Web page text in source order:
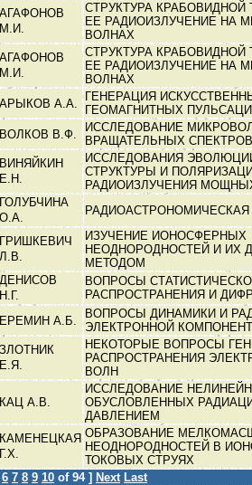
АГАФОНОВ
М.И.
СТРУКТУРА КРАБОВИДНОЙ
ЕЕ РАДИОИЗЛУЧЕНИЕ НА
ВОЛНАХ
АГАФОНОВ
М.И.
СТРУКТУРА КРАБОВИДНОЙ
ЕЕ РАДИОИЗЛУЧЕНИЕ НА
ВОЛНАХ
АРЫКОВ А.А.
ГЕНЕРАЦИЯ
ГЕОМАГНИТНЫХ
ВОЛКОВ В.Ф.
ИССЛЕДОВАНИЕ
ВРАЩАТЕЛЬНЫХ
ВИНЯЙКИН
Е.Н.
ИССЛЕДОВАНИЯ
СТРУКТУРЫ И
РАДИОИЗЛУЧЕНИЯ
ГОЛУБЧИНА
О.А.
ГРИШКЕВИЧ
Л.В.
ИЗУЧЕНИЕ ИОНОСФЕРНЫХ
НЕОДНОРОДНОСТЕЙ И ИХ
МЕТОДОМ
ДЕНИСОВ
Н.Г.
ВОПРОСЫ
РАСПРОСТРАНЕНИЯ И
ЕРЕМИН А.Б.
ВОПРОСЫ ДИНАМИКИ И
ЭЛЕКТРОННОЙ
ЗЛОТНИК
Е.Я.
НЕКОТОРЫЕ ВОПРОСЫ
РАСПРОСТРАНЕНИЯ
ВОЛН
КАЦ А.В.
ИССЛЕДОВАНИЕ
ОБУСЛОВЛЕННЫХ
ДАВЛЕНИЕМ
КАМЕНЕЦКАЯ
Г.Х.
ОБРАЗОВАНИЕ
НЕОДНОРОДНОСТЕЙ В
ТОКОВЫХ СТРУЯХ
6 7 8 9 10 of 94 ] Next Last